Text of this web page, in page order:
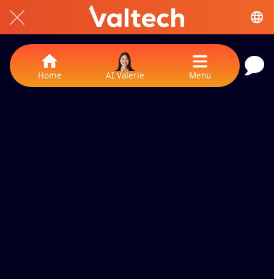
Home AI Valerie Menu